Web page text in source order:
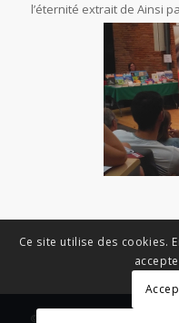
l’éternité extrait de Ainsi
© Copyright - News Nouvelle
Ce site utilise des cookies.